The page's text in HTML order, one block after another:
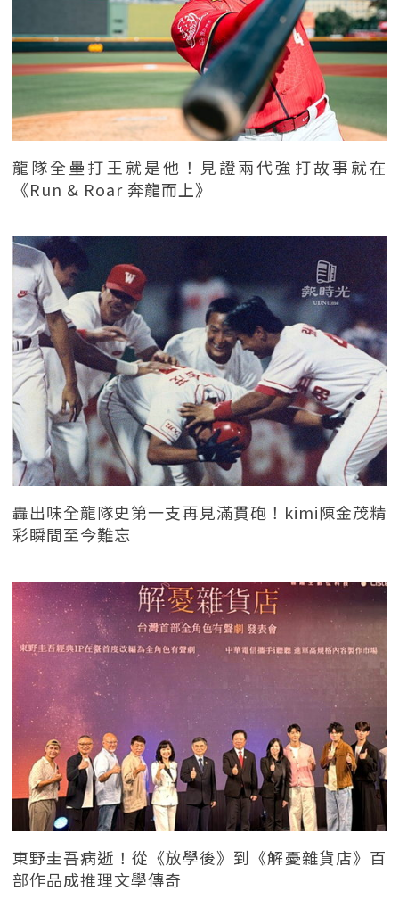
龍隊全壘打王就是他！見證兩代強打故事就在
《Run & Roar 奔龍而上》
轟出味全龍隊史第一支再見滿貫砲！kimi陳金茂精
彩瞬間至今難忘
東野圭吾病逝！從《放學後》到《解憂雜貨店》百
部作品成推理文學傳奇